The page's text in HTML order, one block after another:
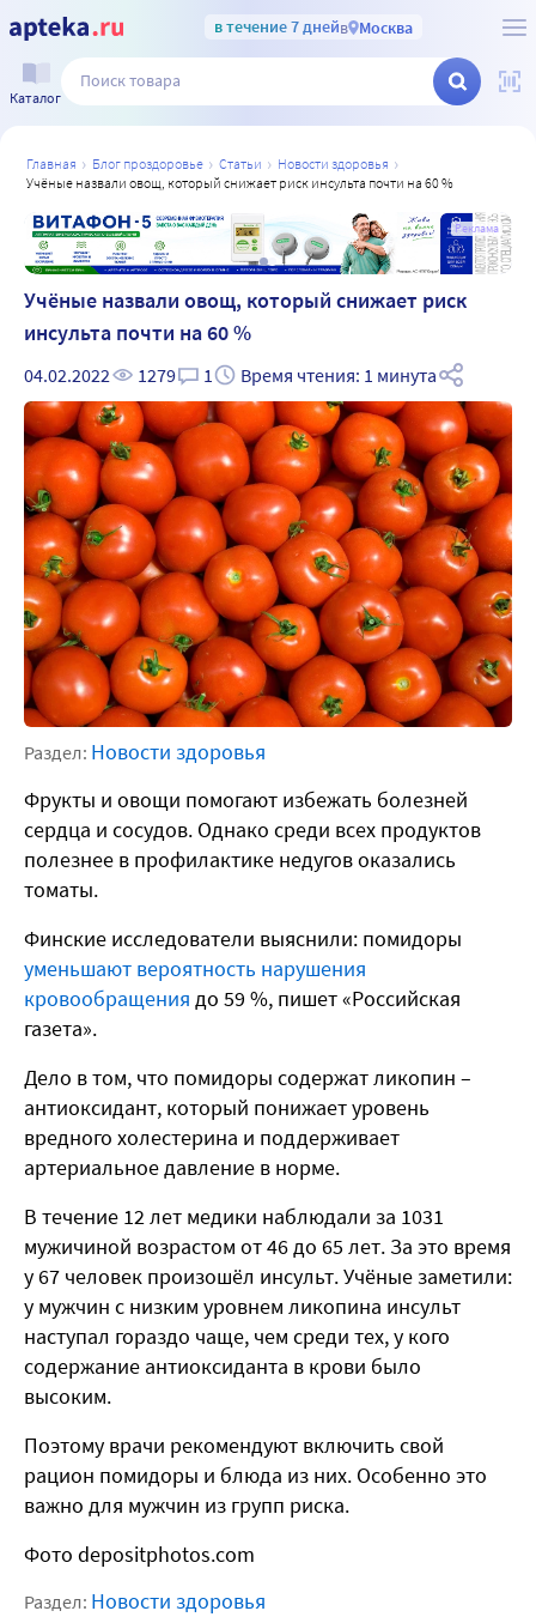
в течение 7 днейв Москва
Каталог
главная блог проздоровье статьи
новости здоровья
учёные назвали овощ, который снижает риск инсульта почти на 60 %
Реклама
Учёные назвали овощ, который снижает риск
инсульта почти на 60 %
04.02.2022 1279 1 Время чтения: 1 минута
Раздел: Новости здоровья
Фрукты и овощи помогают избежать болезней
сердца и сосудов. Однако среди всех продуктов
полезнее в профилактике недугов оказались
томаты.
Финские исследователи выяснили: помидоры
уменьшают вероятность нарушения
кровообращения до 59 %, пишет «Российская
газета».
Дело в том, что помидоры содержат ликопин –
антиоксидант, который понижает уровень
вредного холестерина и поддерживает
артериальное давление в норме.
В течение 12 лет медики наблюдали за 1031
мужичиной возрастом от 46 до 65 лет. За это время
у 67 человек произошёл инсульт. Учёные заметили:
у мужчин с низким уровнем ликопина инсульт
наступал гораздо чаще, чем среди тех, у кого
содержание антиоксиданта в крови было
высоким.
Поэтому врачи рекомендуют включить свой
рацион помидоры и блюда из них. Особенно это
важно для мужчин из групп риска.
Фото depositphotos.com
Раздел: Новости здоровья